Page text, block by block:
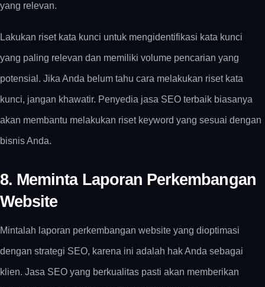
yang relevan.
Lakukan riset kata kunci untuk mengidentifikasi kata kunci
yang paling relevan dan memiliki volume pencarian yang
potensial. Jika Anda belum tahu cara melakukan riset kata
kunci, jangan khawatir. Penyedia jasa SEO terbaik biasanya
akan membantu melakukan riset keyword yang sesuai dengan
bisnis Anda.
8. Meminta Laporan Perkembangan
Website
Mintalah laporan perkembangan website yang dioptimasi
dengan strategi SEO, karena ini adalah hak Anda sebagai
klien. Jasa SEO yang berkualitas pasti akan memberikan